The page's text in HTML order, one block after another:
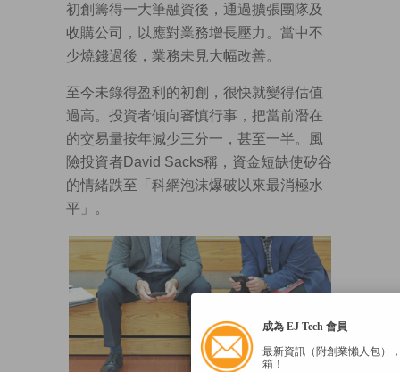
初創籌得一大筆融資後，通過擴張團隊及
收購公司，以應對業務增長壓力。當中不
少燒錢過後，業務未見大幅改善。
至今未錄得盈利的初創，很快就變得估值
過高。投資者傾向審慎行事，把當前潛在
的交易量按年減少三分一，甚至一半。風
險投資者David Sacks稱，資金短缺使矽谷
的情緒跌至「科網泡沫爆破以來最消極水
平」。
成為 EJ Tech 會員
最新資訊（附創業懶人包）
箱！